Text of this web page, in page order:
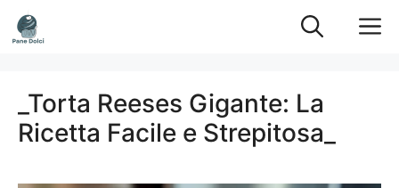
Vai
al
_Torta Reeses Gigante: La
Ricetta Facile e Strepitosa_